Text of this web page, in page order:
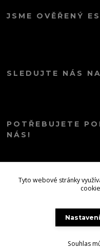
JSME OVĚŘENÝ
SLEDUJTE NÁS
POTŘEBUJETE
NÁS!
Vytvořeno
Tyto webové stránky
Nastavení
Souhlas